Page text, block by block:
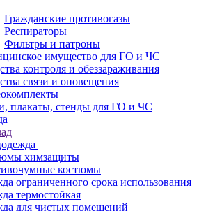
Гражданские противогазы
Респираторы
Фильтры и патроны
имущество для ГО и ЧС
контроля и обеззараживания
связи и оповещения
плакаты, стенды для ГО и ЧС
химзащиты
костюмы
ограниченного срока использования
термостойкая
для чистых помещений